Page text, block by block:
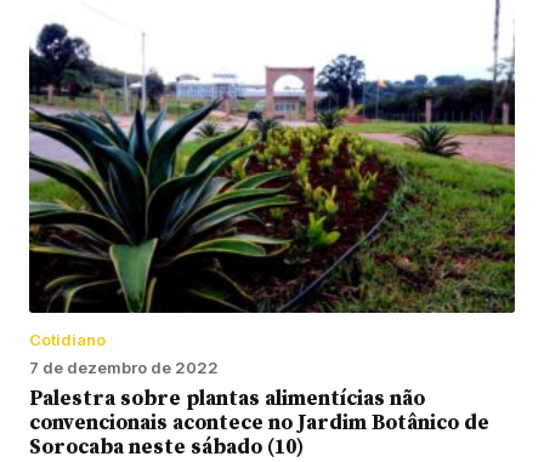
Cotidiano
7 de dezembro de 2022
Palestra sobre plantas alimentícias não
convencionais acontece no Jardim Botânico de
Sorocaba neste sábado (10)